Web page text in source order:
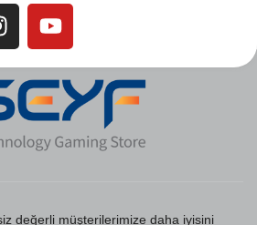
değerli müşterilerimize daha iyisini